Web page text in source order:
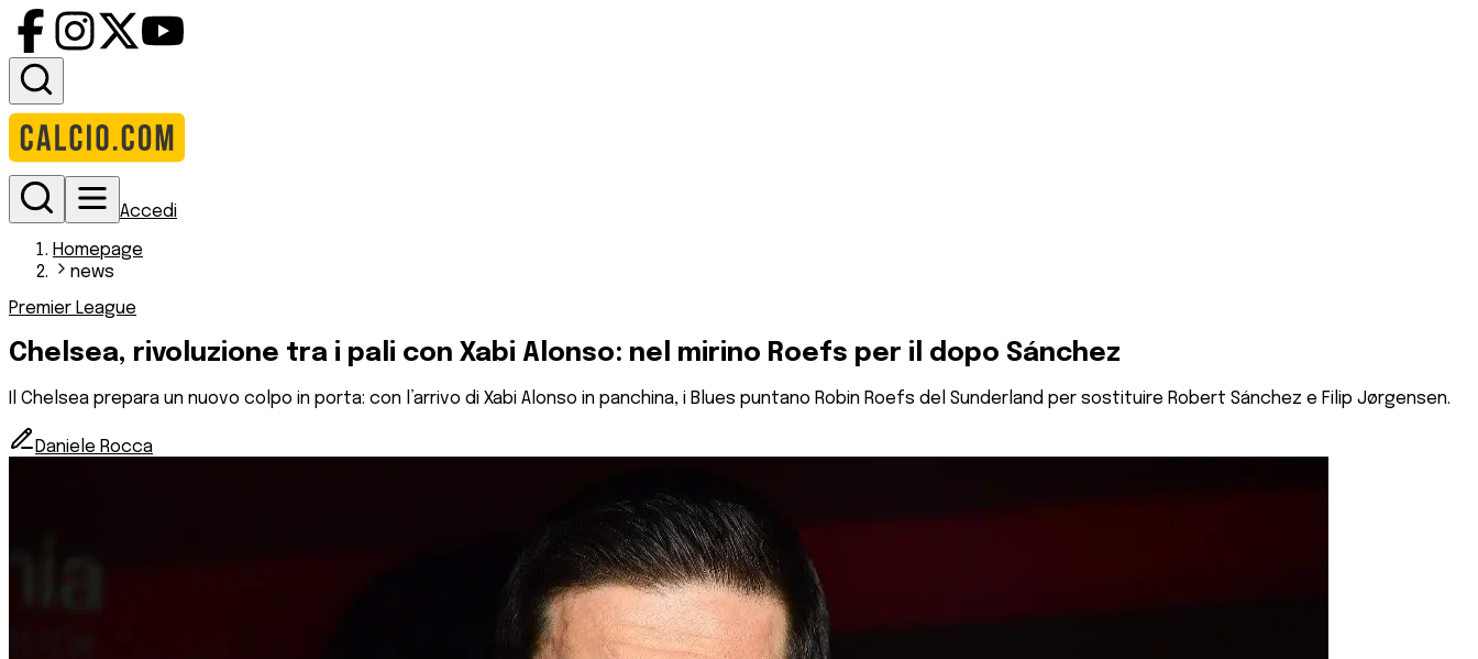
Accedi
Homepage
news
Premier League
Chelsea, rivoluzione tra i pali con Xabi Alonso: nel mirino Roefs per il dopo Sánchez
Il Chelsea prepara un nuovo colpo in porta: con l’arrivo di Xabi Alonso in panchina, i Blues puntano Robin Roefs del Sunderland per sostituire Robert Sánchez e Filip Jørgensen.
Daniele Rocca